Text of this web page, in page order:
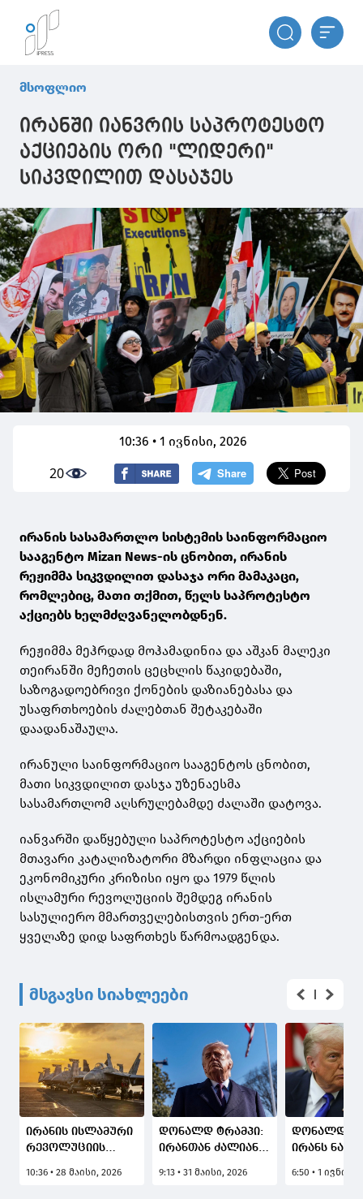
მსოფლიო
ირანში იანვრის საპროტესტო
აქციების ორი "ლიდერი"
სიკვდილით დასაჯეს
10:36 • 1 ივნისი, 2026
20
ირანის სასამართლო სისტემის საინფორმაციო
სააგენტო Mizan News-ის ცნობით, ირანის
რეჟიმმა სიკვდილით დასაჯა ორი მამაკაცი,
რომლებიც, მათი თქმით, წელს საპროტესტო
აქციებს ხელმძღვანელობდნენ.
რეჟიმმა მეჰრდად მოჰამადინია და აშკან მალეკი
თეირანში მეჩეთის ცეცხლის წაკიდებაში,
საზოგადოებრივი ქონების დაზიანებასა და
უსაფრთხოების ძალებთან შეტაკებაში
დაადანაშაულა.
ირანული საინფორმაციო სააგენტოს ცნობით,
მათი სიკვდილით დასჯა უზენაესმა
სასამართლომ აღსრულებამდე ძალაში დატოვა.
იანვარში დაწყებული საპროტესტო აქციების
მთავარი კატალიზატორი მზარდი ინფლაცია და
ეკონომიკური კრიზისი იყო და 1979 წლის
ისლამური რევოლუციის შემდეგ ირანის
სასულიერო მმართველებისთვის ერთ-ერთ
ყველაზე დიდ საფრთხეს წარმოადგენდა.
მსგავსი სიახლეები
ირანის ისლამური
რევოლუციის
10:36 • 28 მაისი, 2026
დონალდ ტრამპი:
ირანთან ძალიან
შეთანხმების
9:13 • 31 მაისი, 2026
დონალდ
ირანს
დადება და
6:50 • 1 ივნისი,